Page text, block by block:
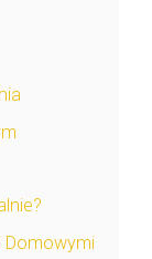
Domowymi